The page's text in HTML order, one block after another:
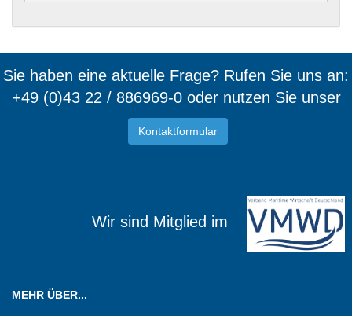
Sie haben eine aktuelle Frage? Rufen Sie uns an:
+49 (0)43 22 / 886969-0 oder nutzen Sie unser
Kontaktformular
Wir sind Mitglied im
MEHR ÜBER...